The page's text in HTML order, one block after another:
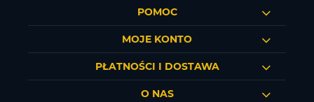
POMOC
MOJE KONTO
PŁATNOŚCI I DOSTAWA
O NAS